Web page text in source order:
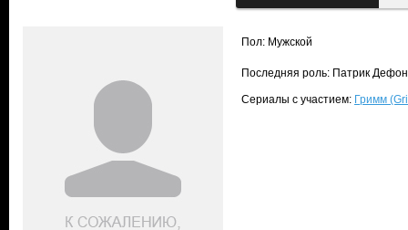
Пол: Мужской
Последняя роль: Патрик
Сериалы с участием: Гримм